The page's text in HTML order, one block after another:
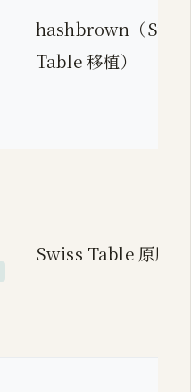
hashbrown（
Table 移植）
Swiss Table 原版